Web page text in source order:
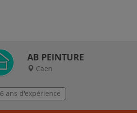
AB PEINTURE
Caen
6 ans d'expérience